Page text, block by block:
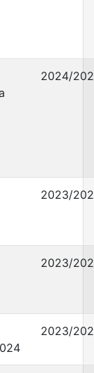
2024/
2023/
2023/
2023/